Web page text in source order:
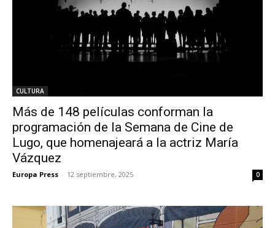
CULTURA
Más de 148 películas conforman la
programación de la Semana de Cine de
Lugo, que homenajeará a la actriz María
Vázquez
Europa Press - 12 septiembre, 2025 0